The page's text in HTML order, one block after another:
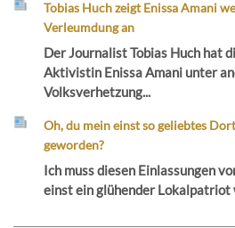
Tobias Huch zeigt Enissa Amani
Verleumdung an
Der Journalist Tobias Huch hat
Aktivistin Enissa Amani unter
Volksverhetzung...
Oh, du mein einst so geliebtes
geworden?
Ich muss diesen Einlassungen
einst ein glühender Lokalpatriot